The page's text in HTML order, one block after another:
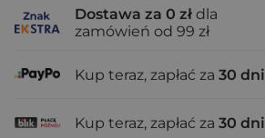
Dostawa za 0 zł dla
zamówień od 99 zł
Kup teraz, zapłać za 30 dni
Kup teraz, zapłać za 30 dni